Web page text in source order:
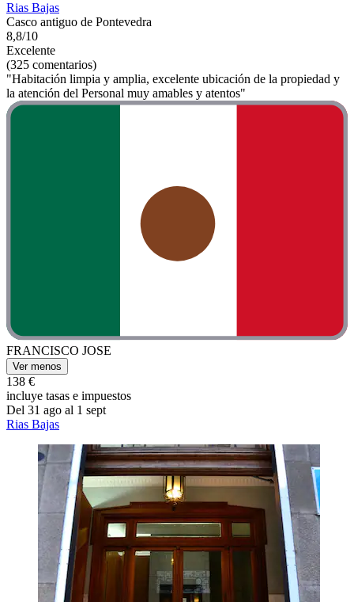
Rias Bajas
Casco antiguo de Pontevedra
8,8/10
Excelente
(325 comentarios)
"Habitación limpia y amplia, excelente ubicación de la propiedad y
la atención del Personal muy amables y atentos"
FRANCISCO JOSE
Ver menos
138 €
incluye tasas e impuestos
Del 31 ago al 1 sept
Rias Bajas